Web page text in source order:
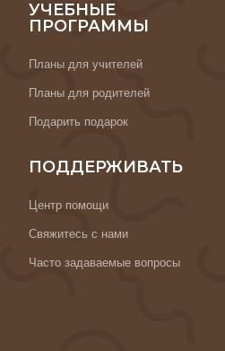
УЧЕБНЫЕ
ПРОГРАММЫ
Планы для учителей
Планы для родителей
Подарить подарок
ПОДДЕРЖИВАТЬ
Центр помощи
Свяжитесь с нами
Часто задаваемые вопросы